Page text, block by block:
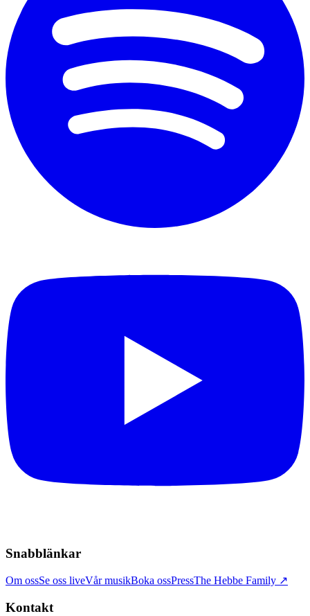
Snabblänkar
Om ossSe oss liveVår musikBoka ossPressThe Hebbe Family ↗
Kontakt